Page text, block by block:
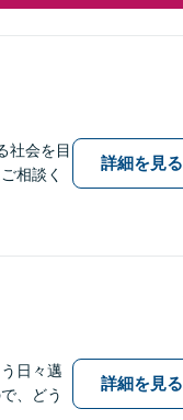
社会を目
相談く
詳細を見る
日々邁
、どう
詳細を見る